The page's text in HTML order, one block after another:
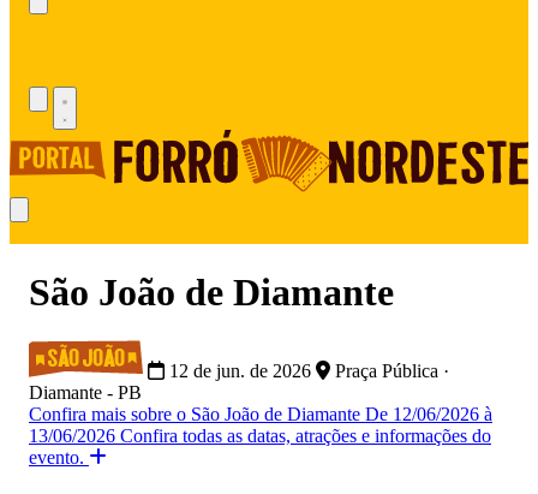
São João de Diamante
12 de jun. de 2026
Praça Pública ·
Diamante - PB
Confira mais sobre o São João de Diamante De 12/06/2026 à
13/06/2026 Confira todas as datas, atrações e informações do
evento.